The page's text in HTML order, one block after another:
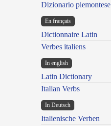
Dizionario piemontese
En français
Dictionnaire Latin
Verbes italiens
In english
Latin Dictionary
Italian Verbs
In Deutsch
Italienische Verben